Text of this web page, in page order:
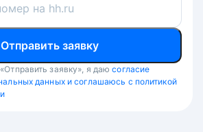
на hh.ru
Отправить заявку
заявку», я даю согласие
данных и соглашаюсь с политикой